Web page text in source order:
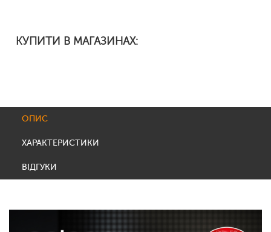
КУПИТИ В МАГАЗИНАХ:
ОПИС
ХАРАКТЕРИСТИКИ
ВІДГУКИ